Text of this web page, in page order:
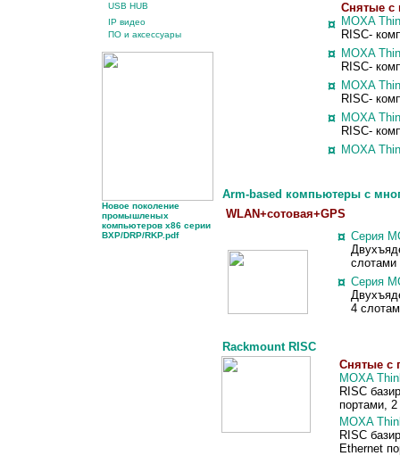
USB HUB
IP видео
ПО и аксессуары
Новое поколение
промышленых
компьютеров x86 серии
BXP/DRP/RKP.pdf
¤
Снятые с
MOXA
RISC-
¤ MOXA
RISC-
¤ MOXA
RISC-
¤ MOXA
RISC-
¤ MOXA
Arm-based компьютеры с
WLAN+сотовая+GPS
¤ Серия
слотами
¤ Серия
4
Rackmount RISC
Снятые с
MOXA
RISC
портами,
MOXA
RISC
Ethernet